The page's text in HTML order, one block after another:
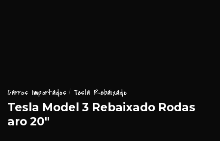
Carros Importados Tesla Rebaixado
Tesla Model 3 Rebaixado Rodas
aro 20″